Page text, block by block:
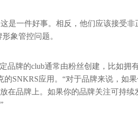
是一件好事。相反，他们应该接受非
象管控问题。
品牌的club通常由粉丝创建，比如拥
SNKRS应用。“对于品牌来说，如
在品牌上。如果你的品牌关注可持续